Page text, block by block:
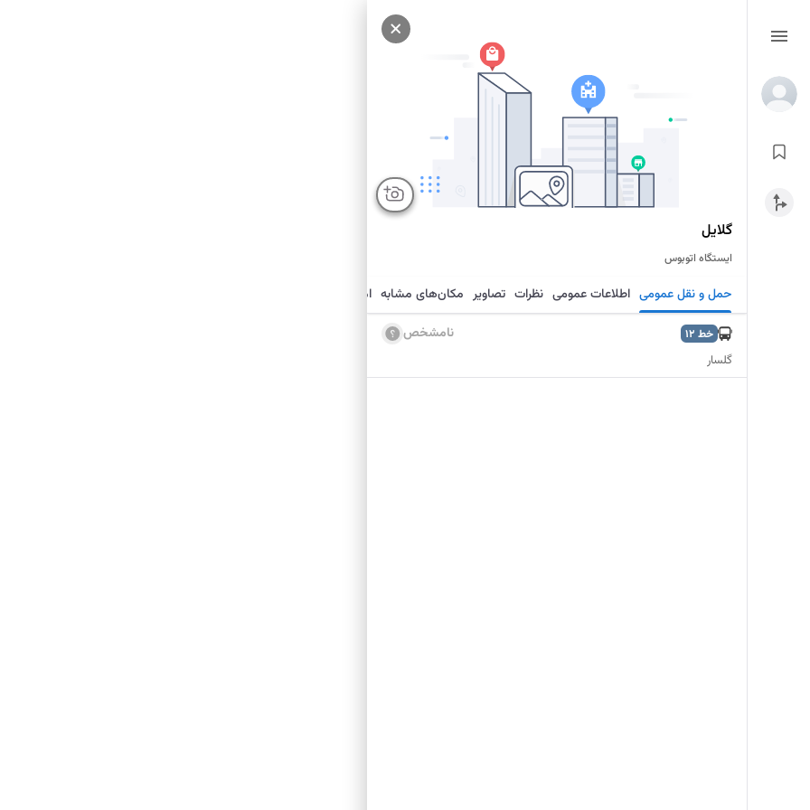
گلایل
ایستگاه اتوبوس
حمل و نقل عمومی اطلاعات عمومی نظرات تصاویر مکان‌های مشابه امکانات نزدیک
خط 12 نامشخص
گلسار